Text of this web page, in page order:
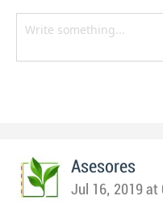
Asesores
Jul 16, 2019 at